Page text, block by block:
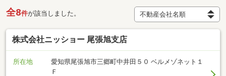
全8件が該当しました。
株式会社ニッショー 尾張旭支店
所在地
愛知県尾張旭市三郷町中井田５０ ベルメゾネット１
Ｆ